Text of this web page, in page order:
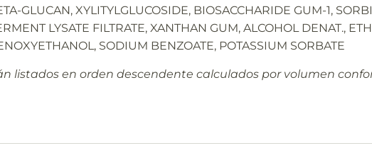
GLUCAN, XYLITYLGLUCOSIDE, BIOSACCHARIDE GUM-1,
LYSATE FILTRATE, XANTHAN GUM, ALCOHOL DENAT.,
SODIUM BENZOATE, POTASSIUM SORBATE
listados en orden descendente calculados por volumen